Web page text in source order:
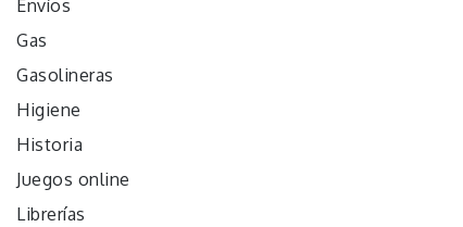
Envíos
Gas
Gasolineras
Higiene
Historia
Juegos online
Librerías